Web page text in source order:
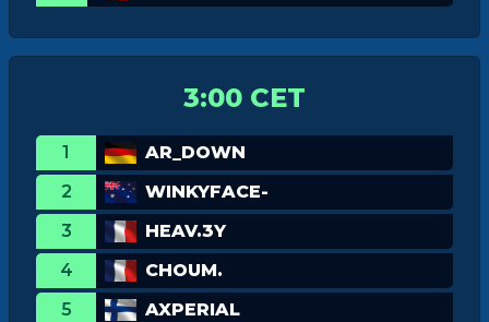
3:00 CET
1
AR_DOWN
2
WINKYFACE-
3
HEAV.3Y
4
CHOUM.
5
AXPERIAL